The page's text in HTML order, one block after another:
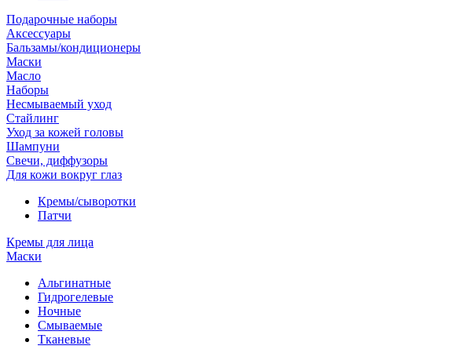
Подарочные наборы
Аксессуары
Бальзамы/кондиционеры
Маски
Масло
Наборы
Несмываемый уход
Стайлинг
Уход за кожей головы
Шампуни
Свечи, диффузоры
Для кожи вокруг глаз
Кремы/сыворотки
Патчи
Кремы для лица
Маски
Альгинатные
Гидрогелевые
Ночные
Смываемые
Тканевые